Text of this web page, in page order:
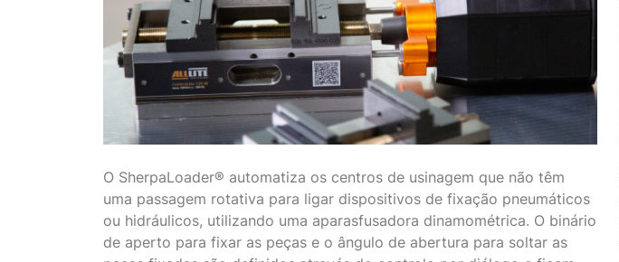
O SherpaLoader® automatiza os centros de usinagem que não têm
uma passagem rotativa para ligar dispositivos de fixação pneumáticos
ou hidráulicos, utilizando uma aparasfusadora dinamométrica. O binário
de aperto para fixar as peças e o ângulo de abertura para soltar as